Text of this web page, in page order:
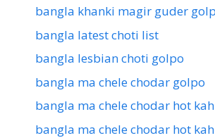
bangla khanki magir guder
bangla latest choti list
bangla lesbian choti golpo
bangla ma chele chodar golpo
bangla ma chele chodar hot
bangla ma chele chodar hot